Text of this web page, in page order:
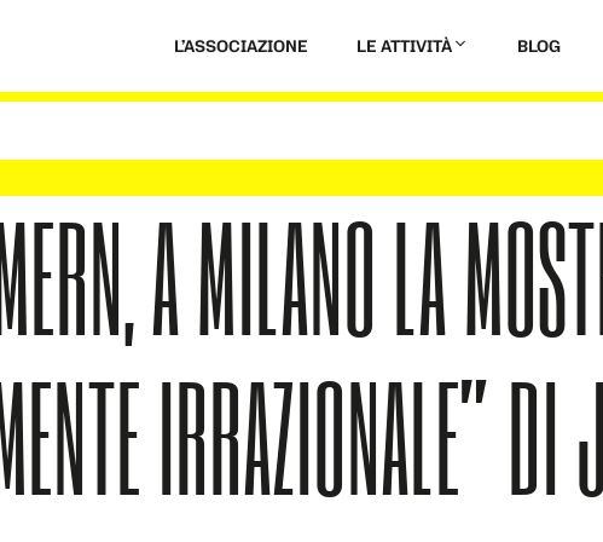
L’ASSOCIAZIONE LE ATTIVITÀ BLOG
A MILANO LA
IRRAZIONALE” DI